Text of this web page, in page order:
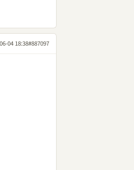
04 18:38#887097